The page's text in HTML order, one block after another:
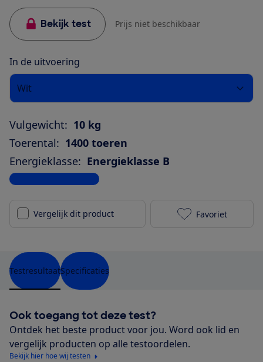
Bekijk test Prijs niet beschikbaar
In de uitvoering
Wit
Vulgewicht: 10 kg
Toerental: 1400 toeren
Energieklasse: Energieklasse B
Bekijk alle specificaties
Vergelijk dit product Chiq
Favoriet
TestresultaatSpecificaties
Ook toegang tot deze test?
Ontdek het beste product voor jou. Word ook lid en
vergelijk producten op alle testoordelen.
Bekijk hier hoe wij testen